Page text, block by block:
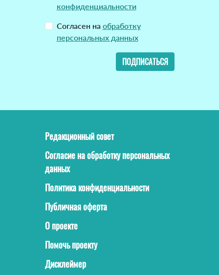
конфиденциальности
Согласен на обработку
персональных данных
ПОДПИСАТЬСЯ
Редакционный совет
Согласие на обработку персональных
данных
Политика конфиденциальности
Публичная оферта
О проекте
Помочь проекту
Дисклеймер